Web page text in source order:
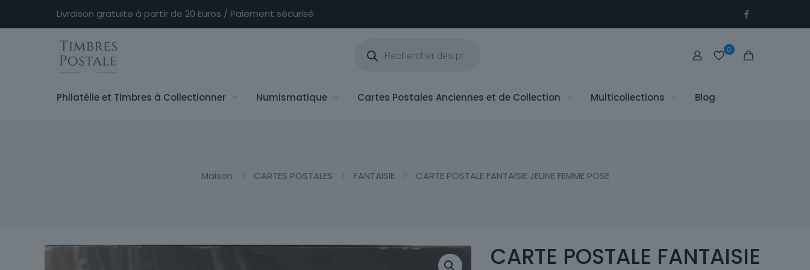
Livraison gratuite à partir de 20 Euros / Paiement sécurisé
produits
0
Philatélie et Timbres à Collectionner Numismatique Cartes Postales Anciennes et de Collection Multicollections Blog
Maison CARTES POSTALES FANTAISIE CARTE POSTALE FANTAISIE JEUNE FEMME POSE
CARTE POSTALE FANTAISIE